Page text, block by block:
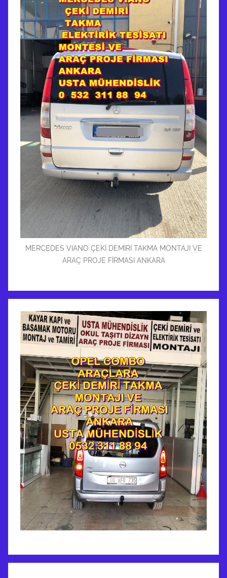
MERCEDES VIANO ÇEKİ DEMİRİ TAKMA MONTAJI VE
ARAÇ PROJE FİRMASI ANKARA